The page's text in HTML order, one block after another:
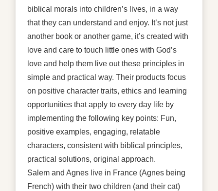
biblical morals into children’s lives, in a way
that they can understand and enjoy. It’s not just
another book or another game, it’s created with
love and care to touch little ones with God’s
love and help them live out these principles in
simple and practical way. Their products focus
on positive character traits, ethics and learning
opportunities that apply to every day life by
implementing the following key points: Fun,
positive examples, engaging, relatable
characters, consistent with biblical principles,
practical solutions, original approach.
Salem and Agnes live in France (Agnes being
French) with their two children (and their cat)